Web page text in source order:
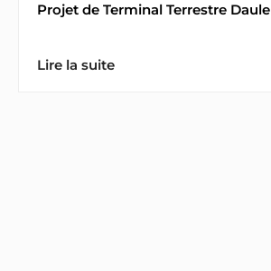
Projet de Terminal Terrestre Daule
Lire la suite